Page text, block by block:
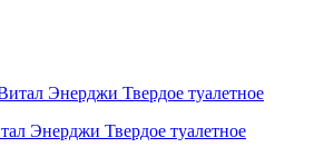
Энерджи Твердое туалетное